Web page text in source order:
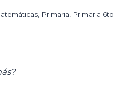
Primaria Primaria 6to